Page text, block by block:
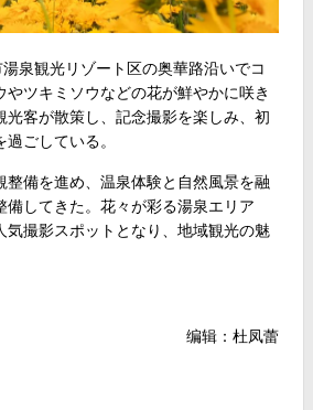
泉観光リゾート区の奥華路沿いでコ
やツキミソウなどの花が鮮やかに咲き
光客が散策し、記念撮影を楽しみ、初
ごしている。
整備を進め、温泉体験と自然風景を融
備してきた。花々が彩る湯泉エリア
気撮影スポットとなり、地域観光の魅
编辑：杜凤蕾